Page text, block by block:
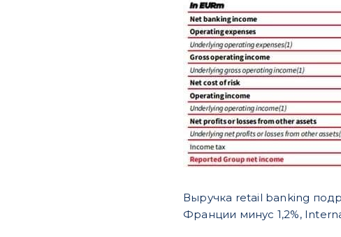
Выручка retail banking
Франции минус 1,2%,